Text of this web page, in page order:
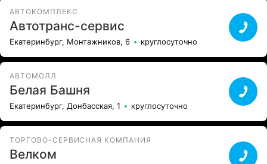
АВТОКОМПЛЕКС
Автотранс-сервис
Екатеринбург, Монтажников, 6 круглосуточно
АВТОМОЛЛ
Белая Башня
Екатеринбург, Донбасская, 1 круглосуточно
ТОРГОВО-СЕРВИСНАЯ КОМПАНИЯ
Велком